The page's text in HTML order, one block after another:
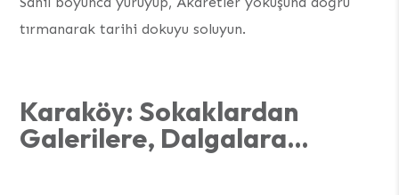
tırmanarak tarihi dokuyu soluyun.
Karaköy: Sokaklardan
Galerilere, Dalgalara…